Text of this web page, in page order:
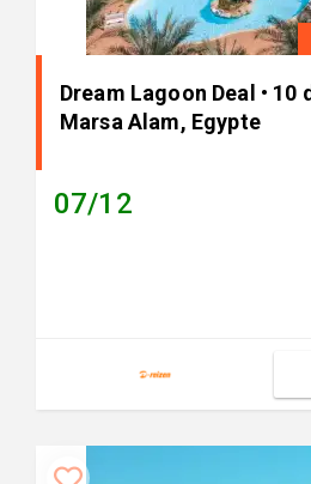
Dream Lagoon Deal • 10
Marsa Alam, Egypte
07/12